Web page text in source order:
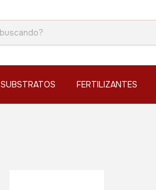
SUBSTRATOS FERTILIZANTES